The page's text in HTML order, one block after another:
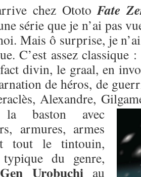
chez OtotoFate
série que je n’ai pas
Mais ô surprise, je
C’est assez classique
divin, le graal, en
de héros, de
Alexandre,
baston avec
armures, armes
tout le tintouin,
du genre,
Gen Urobuchiau